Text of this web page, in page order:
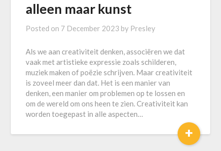
alleen maar kunst
Posted on 7 December 2023 by Presley
Als we aan creativiteit denken, associëren we dat
vaak met artistieke expressie zoals schilderen,
muziek maken of poëzie schrijven. Maar creativiteit
is zoveel meer dan dat. Het is een manier van
denken, een manier om problemen op te lossen en
om de wereld om ons heen te zien. Creativiteit kan
worden toegepast in alle aspecten…
+